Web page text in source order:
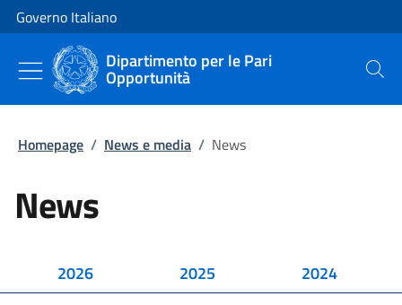
Vai al contenuto
Vai alla navigazione del sito
Governo Italiano
Dipartimento per le Pari
Opportunità Cerca
Homepage / News e media / News
News
2026 2025 2024